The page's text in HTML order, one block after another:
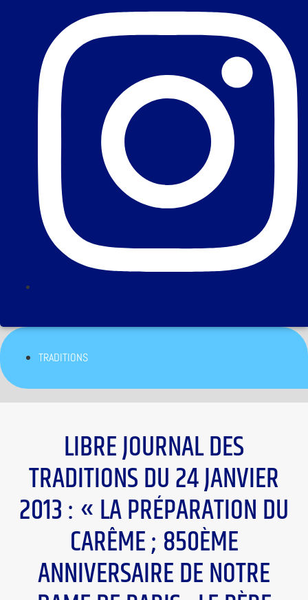
TRADITIONS
LIBRE JOURNAL DES
TRADITIONS DU 24 JANVIER
2013 : « LA PRÉPARATION DU
CARÊME ; 850ÈME
ANNIVERSAIRE DE NOTRE